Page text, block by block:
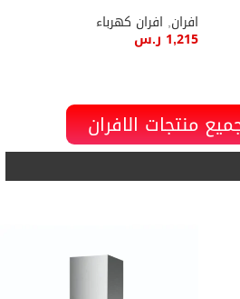
افران, افران كهرباء
1,215 ر.س
منتجات الافران